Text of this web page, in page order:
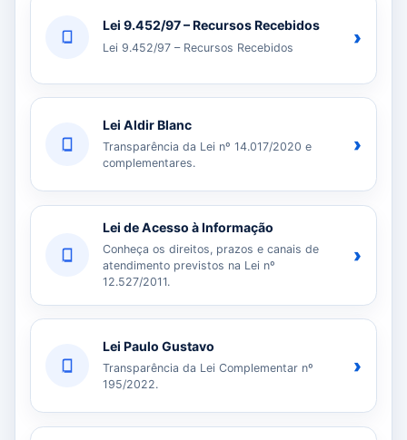
Lei 9.452/97 – Recursos Recebidos
Lei 9.452/97 – Recursos Recebidos ›
Lei Aldir Blanc
Transparência da Lei nº 14.017/2020 e
complementares.
›
Lei de Acesso à Informação
Conheça os direitos, prazos e canais de
atendimento previstos na Lei nº
12.527/2011.
›
Lei Paulo Gustavo
Transparência da Lei Complementar nº
195/2022.
›